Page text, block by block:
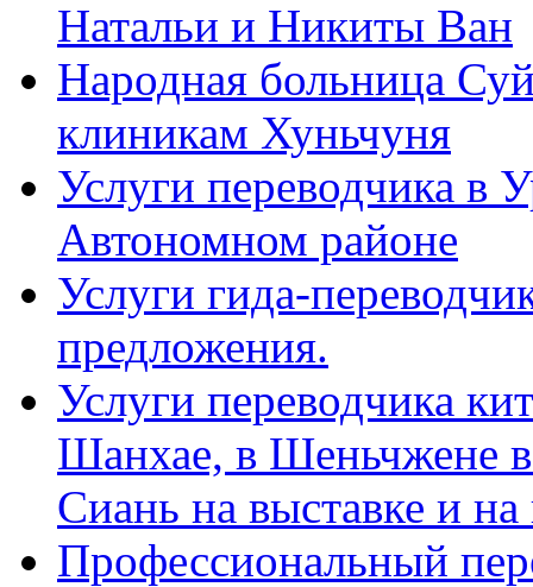
Натальи и Никиты Ван
Народная больница
клиникам Хуньчуня
Услуги переводчика в
Автономном районе
Услуги гида-
предложения.
Услуги переводчика
Шанхае, в Шеньчжене
Сиань на выставке и
Профессиональный